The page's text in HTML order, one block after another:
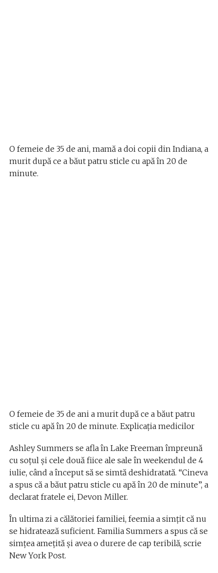
O femeie de 35 de ani, mamă a doi copii din Indiana, a
murit după ce a băut patru sticle cu apă în 20 de
minute.
O femeie de 35 de ani a murit după ce a băut patru
sticle cu apă în 20 de minute. Explicația medicilor
Ashley Summers se afla în Lake Freeman împreună
cu soțul și cele două fiice ale sale în weekendul de 4
iulie, când a început să se simtă deshidratată. “Cineva
a spus că a băut patru sticle cu apă în 20 de minute”, a
declarat fratele ei, Devon Miller.
În ultima zi a călătoriei familiei, feemia a simțit că nu
se hidratează suficient. Familia Summers a spus că se
simțea amețită și avea o durere de cap teribilă, scrie
New York Post.